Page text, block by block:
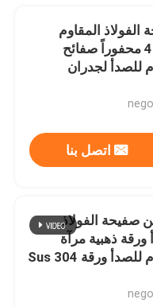
الفولاذ المقاوم
للصدأ 439440 محفوراً صفائح
للصدأ لجدران
اتصل بنا
من صفيحة الفولاذ
ورقة ذهبية مرآة
الفولاذ المقاوم للصدأ ورقة 304 Sus